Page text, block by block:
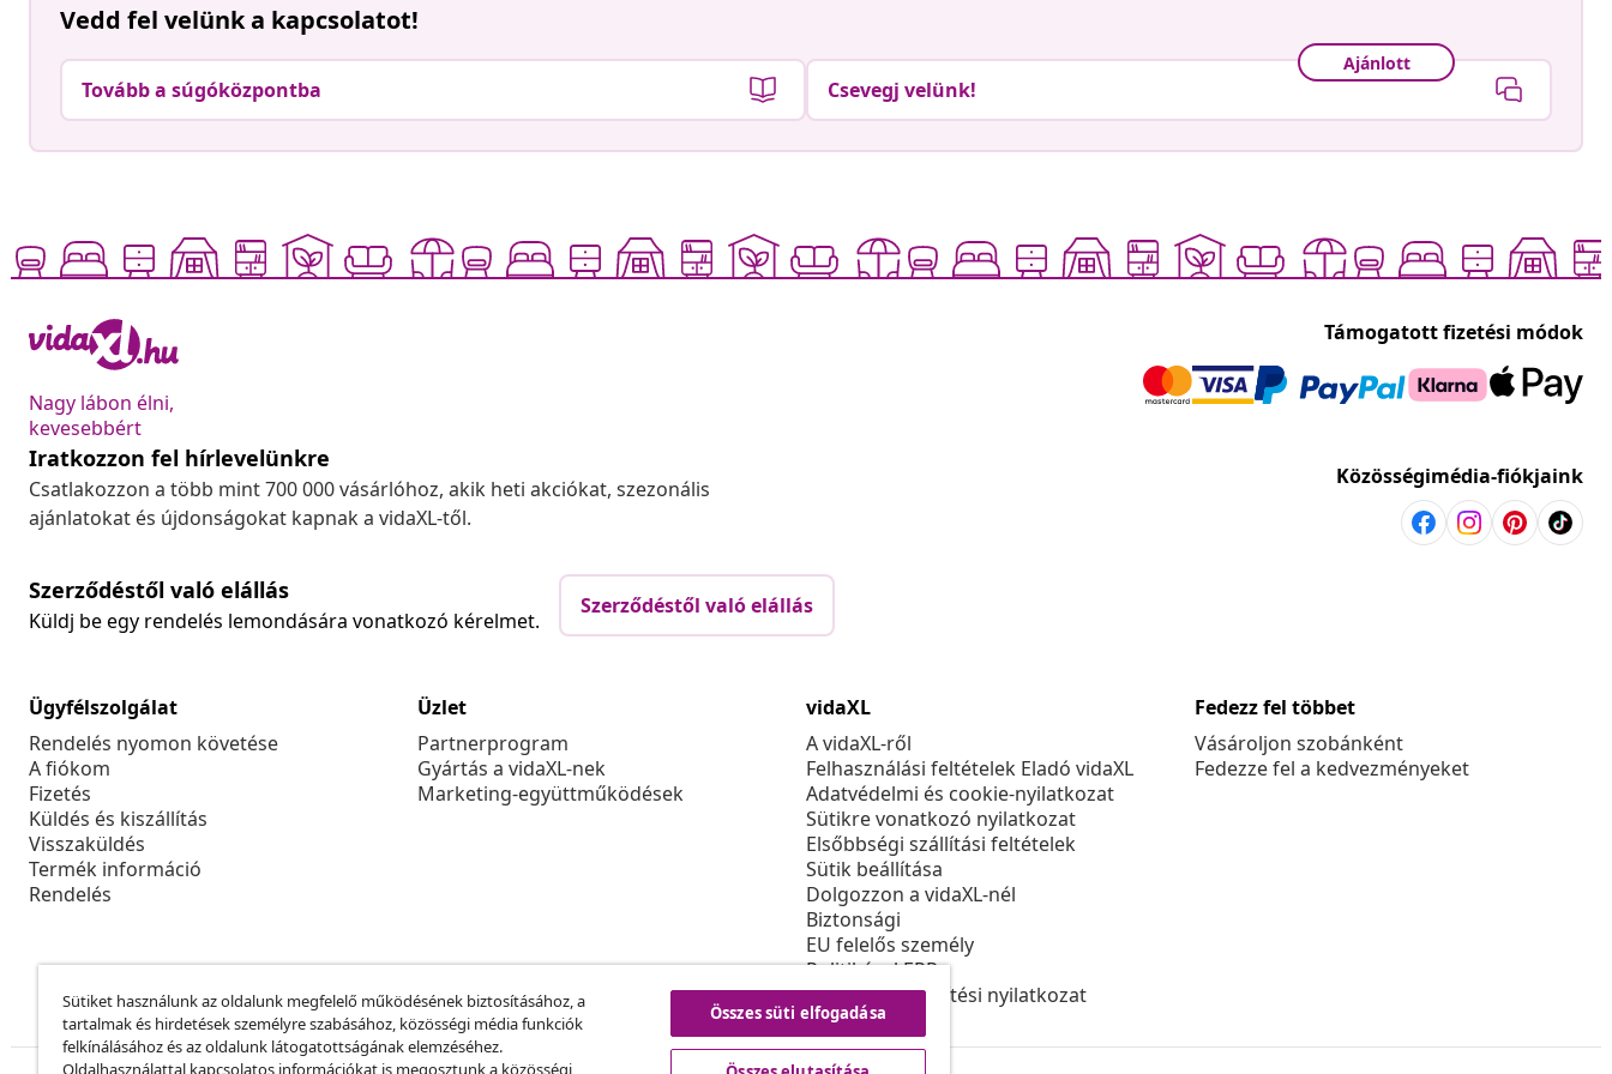
Vedd fel velünk a kapcsolatot!
Tovább a súgóközpontba
Ajánlott
Csevegj velünk!
Nagy lábon élni,
kevesebbért
Támogatott fizetési módok
Iratkozzon fel hírlevelünkre
Csatlakozzon a több mint 700 000 vásárlóhoz, akik heti akciókat, szezonális
ajánlatokat és újdonságokat kapnak a vidaXL-től.
Közösségimédia-fiókjaink
Szerződéstől való elállás
Küldj be egy rendelés lemondására vonatkozó kérelmet.
Szerződéstől való elállás
Ügyfélszolgálat
Rendelés nyomon követése
A fiókom
Fizetés
Küldés és kiszállítás
Visszaküldés
Termék információ
Rendelés
Üzlet
Partnerprogram
Gyártás a vidaXL-nek
Marketing-együttműködések
vidaXL
A vidaXL-ről
Felhasználási feltételek Eladó vidaXL
Adatvédelmi és cookie-nyilatkozat
Sütikre vonatkozó nyilatkozat
Elsőbbségi szállítási feltételek
Sütik beállítása
Dolgozzon a vidaXL-nél
Biztonsági
EU felelős személy
Politikával EPR
Akadálymentesítési nyilatkozat
Fedezz fel többet
Vásároljon szobánként
Fedezze fel a kedvezményeket
Sütiket használunk az oldalunk megfelelő működésének biztosításához, a
tartalmak és hirdetések személyre szabásához, közösségi média funkciók
felkínálásához és az oldalunk látogatottságának elemzéséhez.
Oldalhasználattal kapcsolatos információkat is megosztunk a közösségi
Összes süti elfogadása